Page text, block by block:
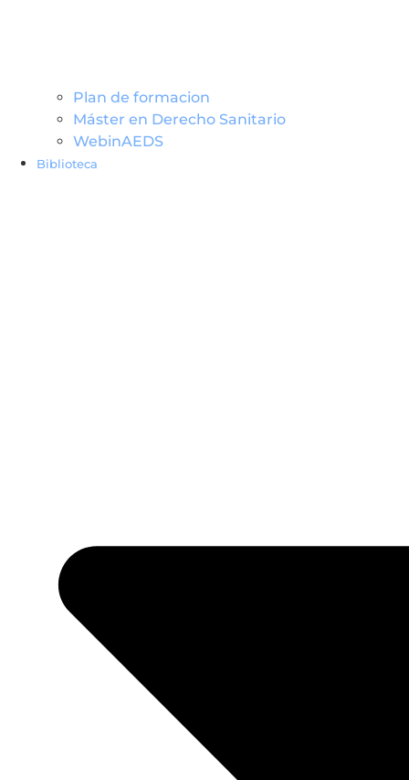
Plan de formacion
Máster en Derecho Sanitario
WebinAEDS
Biblioteca